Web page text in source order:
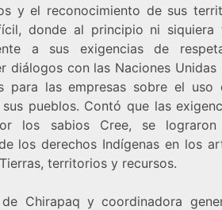
y el reconocimiento de sus
donde al principio ni siquiera
a sus exigencias de
diálogos con las Naciones
para las empresas sobre el uso
pueblos. Contó que las
los sabios Cree, se lograron
los derechos Indígenas en los
territorios y recursos.
Chirapaq y coordinadora